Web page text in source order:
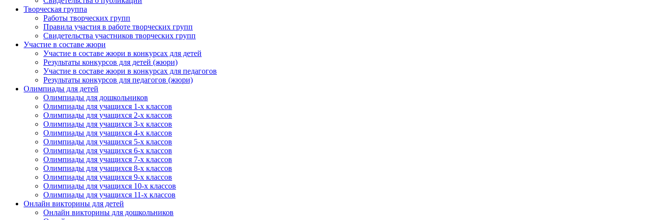
Творческая группа
Работы творческих групп
Правила участия в работе творческих групп
Свидетельства участников творческих групп
Участие в составе жюри
Участие в составе жюри в конкурсах для детей
Результаты конкурсов для детей (жюри)
Участие в составе жюри в конкурсах для педагогов
Результаты конкурсов для педагогов (жюри)
Олимпиады для детей
Олимпиады для дошкольников
Олимпиады для учащихся 1-х классов
Олимпиады для учащихся 2-х классов
Олимпиады для учащихся 3-х классов
Олимпиады для учащихся 4-х классов
Олимпиады для учащихся 5-х классов
Олимпиады для учащихся 6-х классов
Олимпиады для учащихся 7-х классов
Олимпиады для учащихся 8-х классов
Олимпиады для учащихся 9-х классов
Олимпиады для учащихся 10-х классов
Олимпиады для учащихся 11-х классов
Онлайн викторины для детей
Онлайн викторины для дошкольников